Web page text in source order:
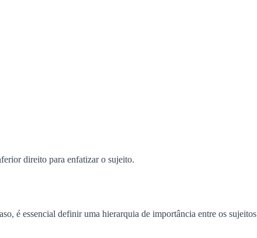
direito para enfatizar o sujeito.
é essencial definir uma hierarquia de importância entre os